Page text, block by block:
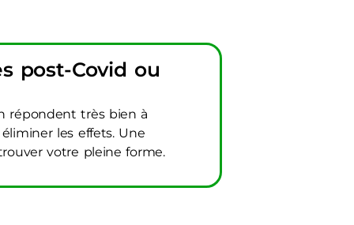
post-Covid ou
répondent très bien à
les effets. Une
votre pleine forme.